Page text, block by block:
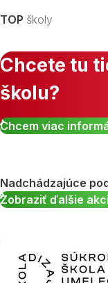
Zobraziť všetky
TOP školy
Chcete tu
školu?
Chcem viac
Nadchádzajúce
Zobraziť ďalšie